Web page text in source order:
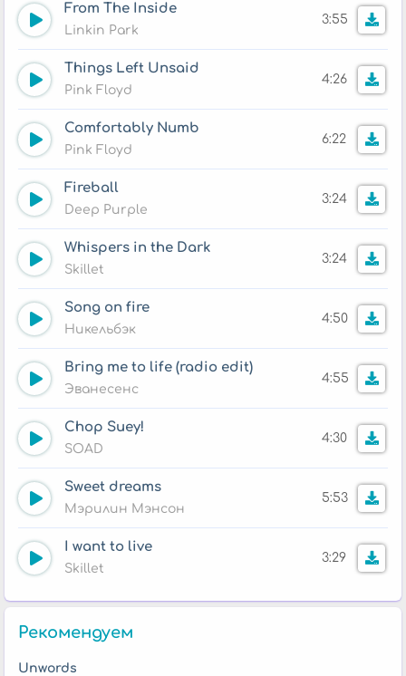
From The Inside
Linkin Park
3:55
Things Left Unsaid
Pink Floyd
4:26
Comfortably Numb
Pink Floyd
6:22
Fireball
Deep Purple
3:24
Whispers in the Dark
Skillet
3:24
Song on fire
Никельбэк
4:50
Bring me to life (radio edit)
Эванесенс
4:55
Chop Suey!
SOAD
4:30
Sweet dreams
Мэрилин Мэнсон
5:53
I want to live
Skillet
3:29
Рекомендуем
Unwords